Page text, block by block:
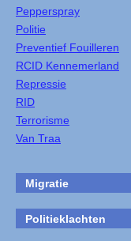
Pepperspray
Politie
Preventief Fouilleren
RCID Kennemerland
Repressie
RID
Terrorisme
Van Traa
Migratie
Politieklachten